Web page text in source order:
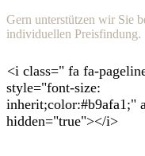
Gern unterstützen wir Sie
individuellen Preisfindung.
<i class=" fa fa-
style="font-size:
inherit;color:#b9afa1;"
hidden="true"></i>